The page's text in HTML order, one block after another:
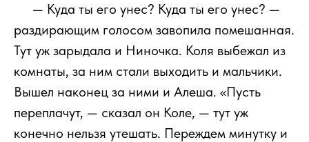
— Куда ты его унес? Куда ты его унес? —
раздирающим голосом завопила помешанная.
Тут уж зарыдала и Ниночка. Коля выбежал из
комнаты, за ним стали выходить и мальчики.
Вышел наконец за ними и Алеша. «Пусть
переплачут, — сказал он Коле, — тут уж
конечно нельзя утешать. Переждем минутку и